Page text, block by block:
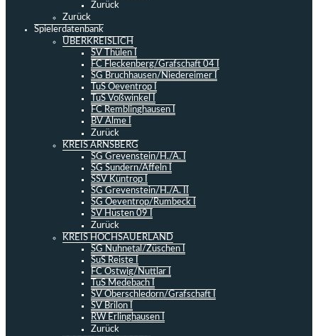
Zurück
Zurück
Spielerdatenbank
ÜBERKREISLICH
SV Thülen I
FC Fleckenberg/Grafschaft 04 I
SG Bruchhausen/Niedereimer I
TuS Oeventrop I
TuS Voßwinkel I
FC Remblinghausen I
BV Alme I
Zurück
KREIS ARNSBERG
SG Grevenstein/H./A. I
SG Sundern/Affeln I
SSV Küntrop I
SG Grevenstein/H./A. II
SG Oeventrop/Rumbeck I
SV Hüsten 09 I
Zurück
KREIS HOCHSAUERLAND
SG Nuhnetal/Züschen I
SuS Reiste I
FC Ostwig/Nuttlar I
TuS Medebach I
SV Oberschledorn/Grafschaft I
SV Brilon I
RW Erlinghausen I
Zurück